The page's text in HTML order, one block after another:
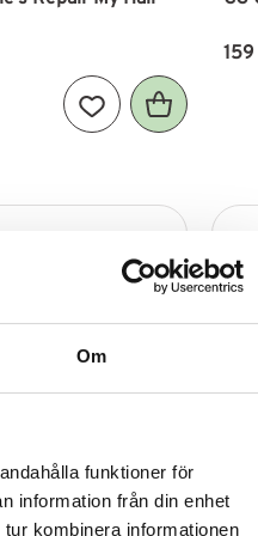
Om
funktioner för
information från din enhet
kombinera informationen
Lägg till i favoriter
159